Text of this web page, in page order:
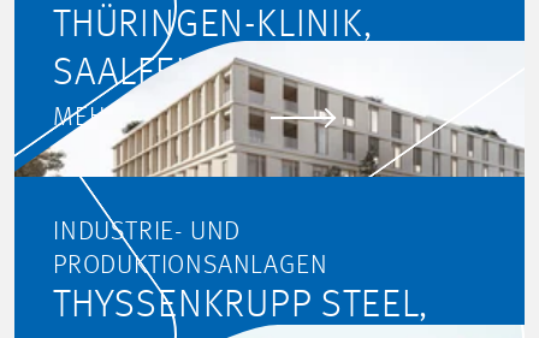
THÜRINGEN-KLINIK,
SAALFELD
MEHR ERFAHREN
INDUSTRIE- UND
PRODUKTIONSANLAGEN
THYSSENKRUPP STEEL,